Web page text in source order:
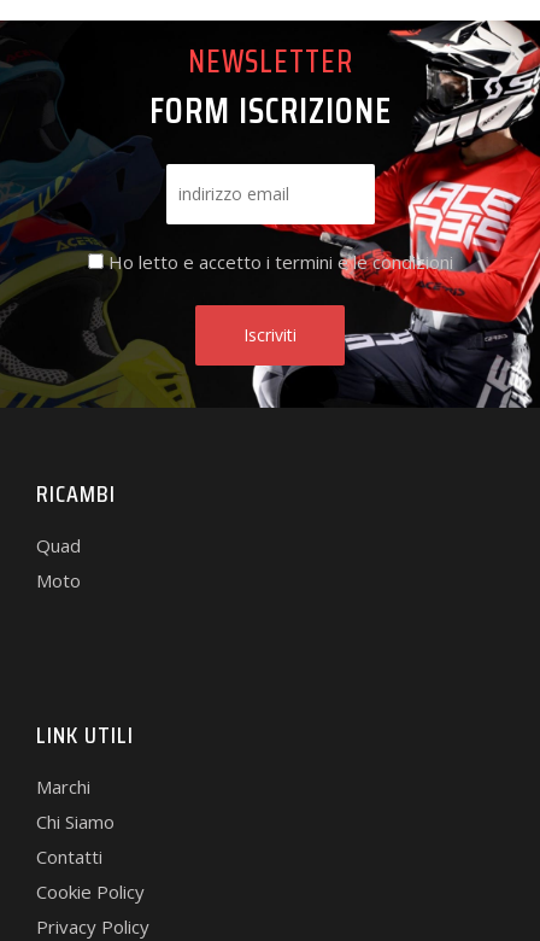
NEWSLETTER
FORM ISCRIZIONE
Ho letto e accetto i termini e le condizioni
RICAMBI
Quad
Moto
LINK UTILI
Marchi
Chi Siamo
Contatti
Cookie Policy
Privacy Policy